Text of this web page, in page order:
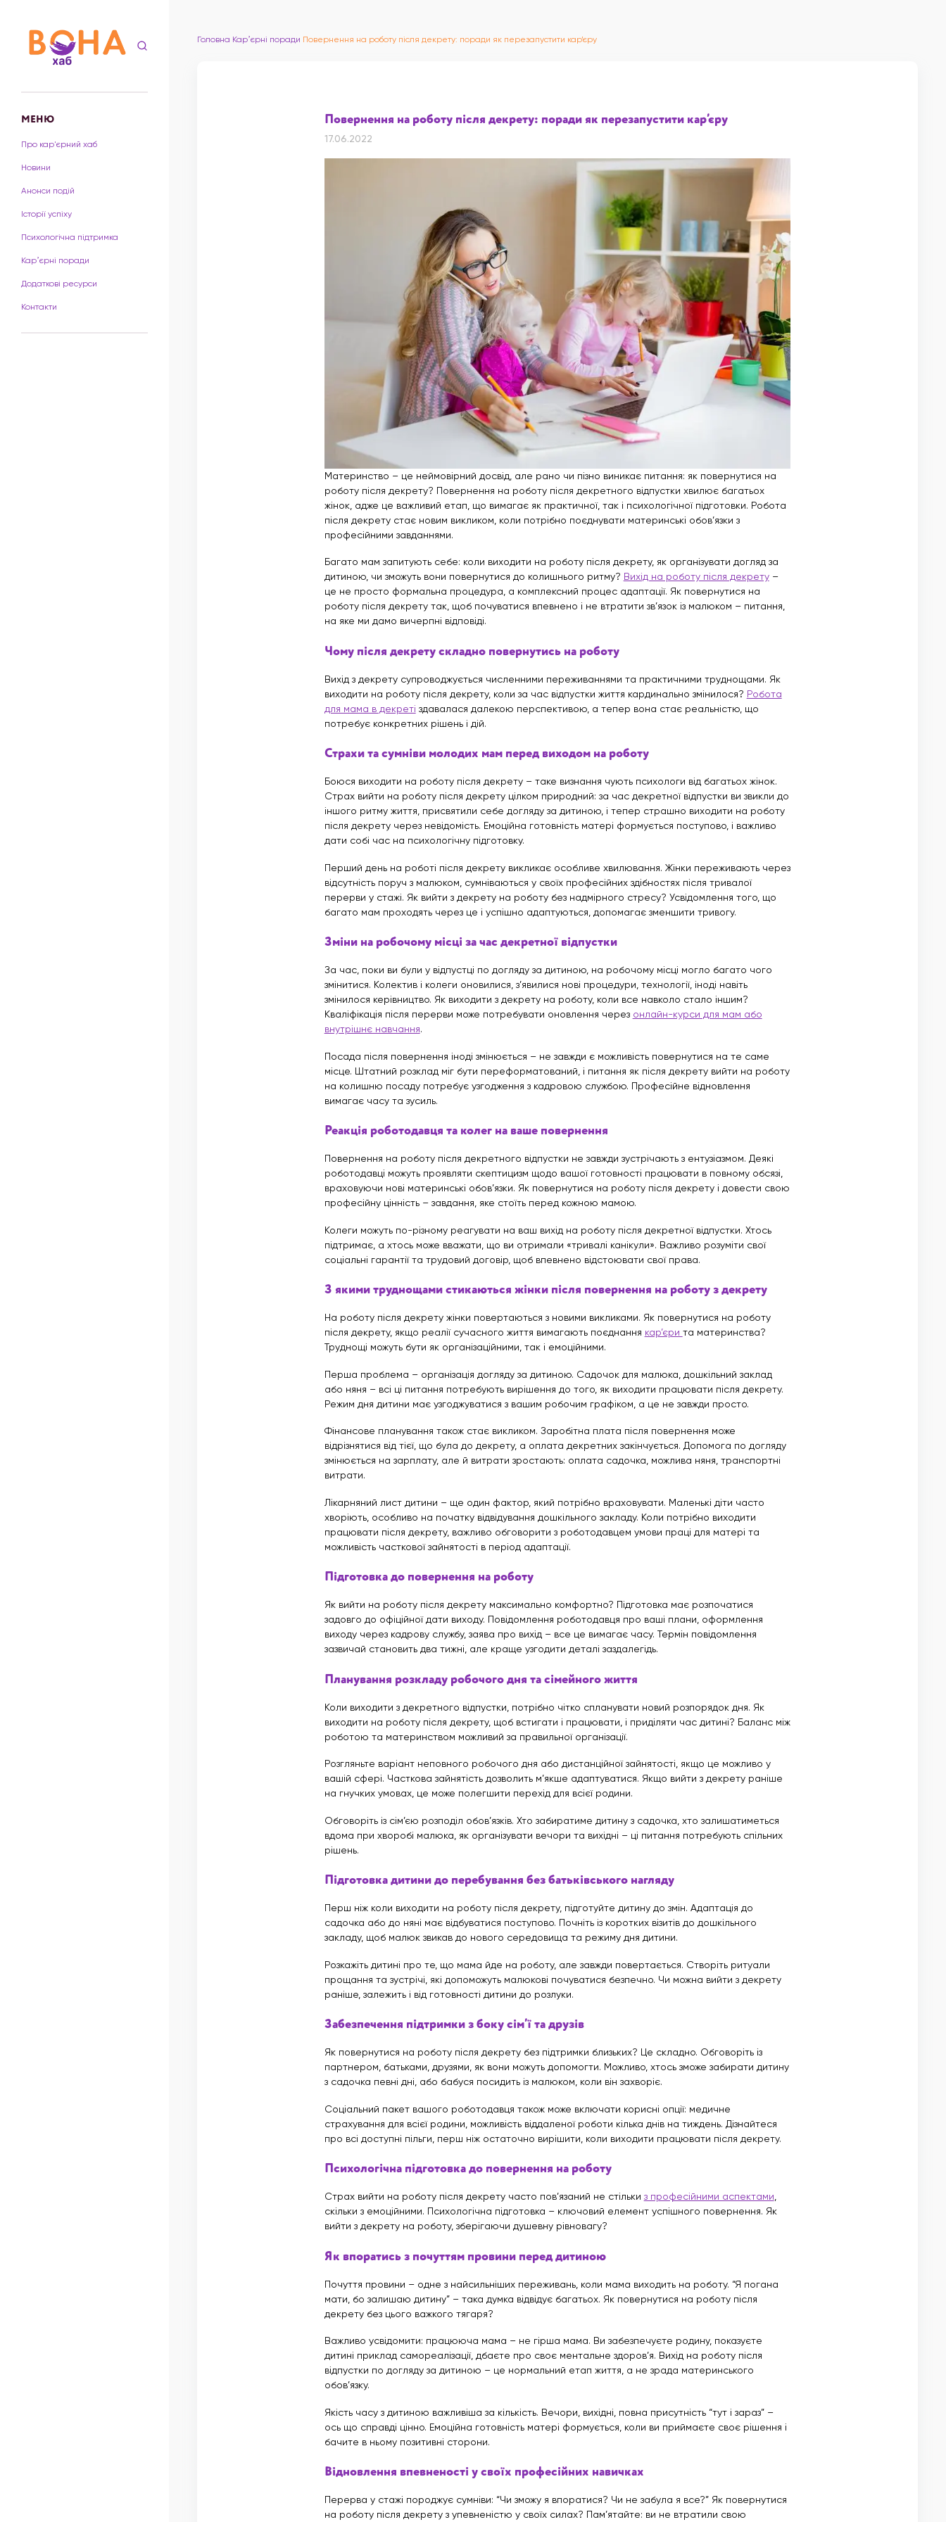
МЕНЮ
Про кар'єрний хаб
Новини
Анонси подій
Історії успіху
Психологічна підтримка
Карʼєрні поради
Додаткові ресурси
Контакти
Головна Карʼєрні поради Повернення на роботу після декрету: поради як перезапустити кар’єру
Повернення на роботу після декрету: поради як перезапустити кар’єру
17.06.2022
Материнство – це неймовірний досвід, але рано чи пізно виникає питання: як повернутися на
роботу після декрету? Повернення на роботу після декретного відпустки хвилює багатьох
жінок, адже це важливий етап, що вимагає як практичної, так і психологічної підготовки. Робота
після декрету стає новим викликом, коли потрібно поєднувати материнські обов’язки з
професійними завданнями.
Багато мам запитують себе: коли виходити на роботу після декрету, як організувати догляд за
дитиною, чи зможуть вони повернутися до колишнього ритму? Вихід на роботу після декрету–
це не просто формальна процедура, а комплексний процес адаптації. Як повернутися на
роботу після декрету так, щоб почуватися впевнено і не втратити зв’язок із малюком – питання,
на яке ми дамо вичерпні відповіді.
Чому після декрету складно повернутись на роботу
Вихід з декрету супроводжується численними переживаннями та практичними труднощами. Як
виходити на роботу після декрету, коли за час відпустки життя кардинально змінилося? Робота
для мама в декреті здавалася далекою перспективою, а тепер вона стає реальністю, що
потребує конкретних рішень і дій.
Страхи та сумніви молодих мам перед виходом на роботу
Боюся виходити на роботу після декрету – таке визнання чують психологи від багатьох жінок.
Страх вийти на роботу після декрету цілком природний: за час декретної відпустки ви звикли до
іншого ритму життя, присвятили себе догляду за дитиною, і тепер страшно виходити на роботу
після декрету через невідомість. Емоційна готовність матері формується поступово, і важливо
дати собі час на психологічну підготовку.
Перший день на роботі після декрету викликає особливе хвилювання. Жінки переживають через
відсутність поруч з малюком, сумніваються у своїх професійних здібностях після тривалої
перерви у стажі. Як вийти з декрету на роботу без надмірного стресу? Усвідомлення того, що
багато мам проходять через це і успішно адаптуються, допомагає зменшити тривогу.
Зміни на робочому місці за час декретної відпустки
За час, поки ви були у відпустці по догляду за дитиною, на робочому місці могло багато чого
змінитися. Колектив і колеги оновилися, з’явилися нові процедури, технології, іноді навіть
змінилося керівництво. Як виходити з декрету на роботу, коли все навколо стало іншим?
Кваліфікація після перерви може потребувати оновлення через онлайн-курси для мам або
внутрішнє навчання.
Посада після повернення іноді змінюється – не завжди є можливість повернутися на те саме
місце. Штатний розклад міг бути переформатований, і питання як після декрету вийти на роботу
на колишню посаду потребує узгодження з кадровою службою. Професійне відновлення
вимагає часу та зусиль.
Реакція роботодавця та колег на ваше повернення
Повернення на роботу після декретного відпустки не завжди зустрічають з ентузіазмом. Деякі
роботодавці можуть проявляти скептицизм щодо вашої готовності працювати в повному обсязі,
враховуючи нові материнські обов’язки. Як повернутися на роботу після декрету і довести свою
професійну цінність – завдання, яке стоїть перед кожною мамою.
Колеги можуть по-різному реагувати на ваш вихід на роботу після декретної відпустки. Хтось
підтримає, а хтось може вважати, що ви отримали «тривалі канікули». Важливо розуміти свої
соціальні гарантії та трудовий договір, щоб впевнено відстоювати свої права.
З якими труднощами стикаються жінки після повернення на роботу з декрету
На роботу після декрету жінки повертаються з новими викликами. Як повернутися на роботу
після декрету, якщо реалії сучасного життя вимагають поєднання кар’єри та материнства?
Труднощі можуть бути як організаційними, так і емоційними.
Перша проблема – організація догляду за дитиною. Садочок для малюка, дошкільний заклад
або няня – всі ці питання потребують вирішення до того, як виходити працювати після декрету.
Режим дня дитини має узгоджуватися з вашим робочим графіком, а це не завжди просто.
Фінансове планування також стає викликом. Заробітна плата після повернення може
відрізнятися від тієї, що була до декрету, а оплата декретних закінчується. Допомога по догляду
змінюється на зарплату, але й витрати зростають: оплата садочка, можлива няня, транспортні
витрати.
Лікарняний лист дитини – ще один фактор, який потрібно враховувати. Маленькі діти часто
хворіють, особливо на початку відвідування дошкільного закладу. Коли потрібно виходити
працювати після декрету, важливо обговорити з роботодавцем умови праці для матері та
можливість часткової зайнятості в період адаптації.
Підготовка до повернення на роботу
Як вийти на роботу після декрету максимально комфортно? Підготовка має розпочатися
задовго до офіційної дати виходу. Повідомлення роботодавця про ваші плани, оформлення
виходу через кадрову службу, заява про вихід – все це вимагає часу. Термін повідомлення
зазвичай становить два тижні, але краще узгодити деталі заздалегідь.
Планування розкладу робочого дня та сімейного життя
Коли виходити з декретного відпустки, потрібно чітко спланувати новий розпорядок дня. Як
виходити на роботу після декрету, щоб встигати і працювати, і приділяти час дитині? Баланс між
роботою та материнством можливий за правильної організації.
Розгляньте варіант неповного робочого дня або дистанційної зайнятості, якщо це можливо у
вашій сфері. Часткова зайнятість дозволить м’якше адаптуватися. Якщо вийти з декрету раніше
на гнучких умовах, це може полегшити перехід для всієї родини.
Обговоріть із сім’єю розподіл обов’язків. Хто забиратиме дитину з садочка, хто залишатиметься
вдома при хворобі малюка, як організувати вечори та вихідні – ці питання потребують спільних
рішень.
Підготовка дитини до перебування без батьківського нагляду
Перш ніж коли виходити на роботу після декрету, підготуйте дитину до змін. Адаптація до
садочка або до няні має відбуватися поступово. Почніть із коротких візитів до дошкільного
закладу, щоб малюк звикав до нового середовища та режиму дня дитини.
Розкажіть дитині про те, що мама йде на роботу, але завжди повертається. Створіть ритуали
прощання та зустрічі, які допоможуть малюкові почуватися безпечно. Чи можна вийти з декрету
раніше, залежить і від готовності дитини до розлуки.
Забезпечення підтримки з боку сім’ї та друзів
Як повернутися на роботу після декрету без підтримки близьких? Це складно. Обговоріть із
партнером, батьками, друзями, як вони можуть допомогти. Можливо, хтось зможе забирати дитину
з садочка певні дні, або бабуся посидить із малюком, коли він захворіє.
Соціальний пакет вашого роботодавця також може включати корисні опції: медичне
страхування для всієї родини, можливість віддаленої роботи кілька днів на тиждень. Дізнайтеся
про всі доступні пільги, перш ніж остаточно вирішити, коли виходити працювати після декрету.
Психологічна підготовка до повернення на роботу
Страх вийти на роботу після декрету часто пов’язаний не стільки з професійними аспектами
скільки з емоційними. Психологічна підготовка – ключовий елемент успішного повернення. Як
вийти з декрету на роботу, зберігаючи душевну рівновагу?
Як впоратись з почуттям провини перед дитиною
Почуття провини – одне з найсильніших переживань, коли мама виходить на роботу. “Я погана
мати, бо залишаю дитину” – така думка відвідує багатьох. Як повернутися на роботу після
декрету без цього важкого тягаря?
Важливо усвідомити: працююча мама – не гірша мама. Ви забезпечуєте родину, показуєте
дитині приклад самореалізації, дбаєте про своє ментальне здоров’я. Вихід на роботу після
відпустки по догляду за дитиною – це нормальний етап життя, а не зрада материнського
обов’язку.
Якість часу з дитиною важливіша за кількість. Вечори, вихідні, повна присутність “тут і зараз” –
ось що справді цінно. Емоційна готовність матері формується, коли ви приймаєте своє рішення і
бачите в ньому позитивні сторони.
Відновлення впевненості у своїх професійних навичках
Перерва у стажі породжує сумніви: “Чи зможу я впоратися? Чи не забула я все?” Як повернутися
на роботу після декрету з упевненістю у своїх силах? Пам’ятайте: ви не втратили свою